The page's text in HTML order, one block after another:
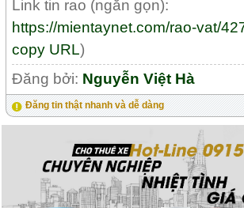
Link tin rao (ngắn gọn):
https://mientaynet.com/rao-vat/
copy URL)
Đăng bởi: Nguyễn Việt Hà
Đăng tin thật nhanh và dễ dàng